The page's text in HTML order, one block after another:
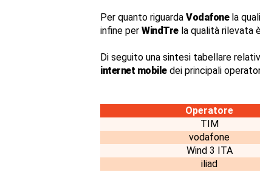
Per quanto riguarda Vodafonela
infine per WindTrela qualità rilevata
Di seguito una sintesi tabellare
internet mobiledei principali
Operatore
TIM
vodafone
Wind 3 ITA
iliad